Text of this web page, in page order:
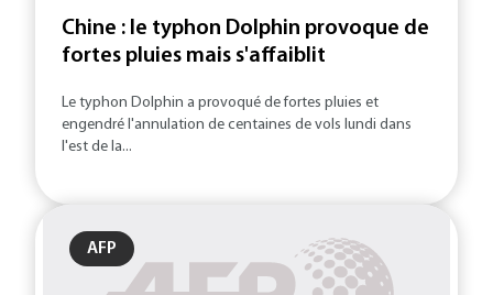
Chine : le typhon Dolphin provoque de
fortes pluies mais s'affaiblit
Le typhon Dolphin a provoqué de fortes pluies et
engendré l'annulation de centaines de vols lundi dans
l'est de la...
AFP